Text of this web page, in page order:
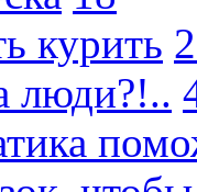
курить
люди?!..